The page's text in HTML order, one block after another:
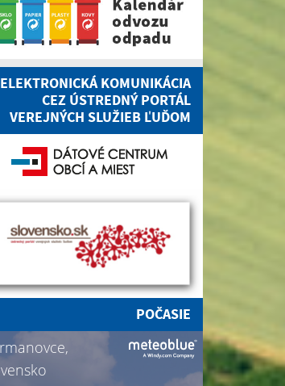
ELEKTRONICKÁ KOMUNIKÁCIA
CEZ ÚSTREDNÝ PORTÁL
VEREJNÝCH SLUŽIEB ĽUĎOM
POČASIE